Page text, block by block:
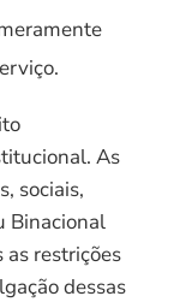
As
sociais,
Binacional
restrições
dessas